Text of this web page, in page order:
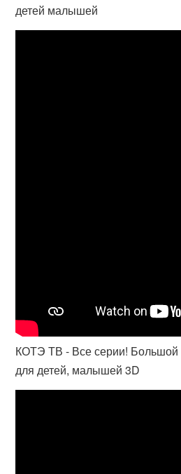
детей малышей
КОТЭ ТВ - Все серии! Большой
для детей, малышей 3D